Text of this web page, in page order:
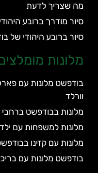
מה שצריך לדעת
סיור מודרך ברובע
סיור ברובע היהודי של
מלונות
בודפשט מלונות עם
וורלד
מלונות בבודפשט ברחבי
מלונות למשפחות עם
מלונות עם קזינו
בודפשט מלונות עם